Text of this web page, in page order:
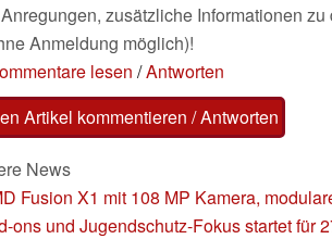
zusätzliche Informationen
Anmeldung möglich)!
lesen /Antworten
Artikel kommentieren / Antworten
News
Fusion X1 mit 108 MP Kamera,
ons und Jugendschutz-Fokus startet für